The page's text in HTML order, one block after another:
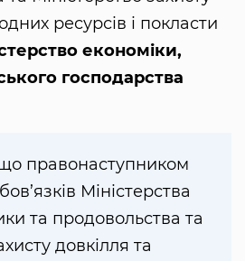
ресурсів і покласти
економіки,
господарства
правонаступником
Міністерства
та продовольства та
довкілля та